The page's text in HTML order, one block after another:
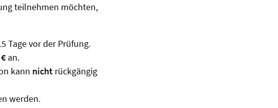
teilnehmen möchten,
Tage vor der Prüfung.
an.
kann nicht rückgängig
werden.